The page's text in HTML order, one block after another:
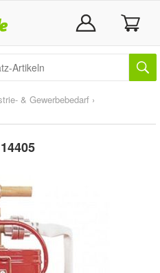
& Gewerbebedarf ›